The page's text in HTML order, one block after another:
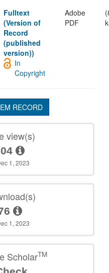
Fulltext
(Version of
Record
(published
version))
Adobe
PDF
In
Copyright
RECORD
view(s)
1, 2023
1, 2023
ScholarTM